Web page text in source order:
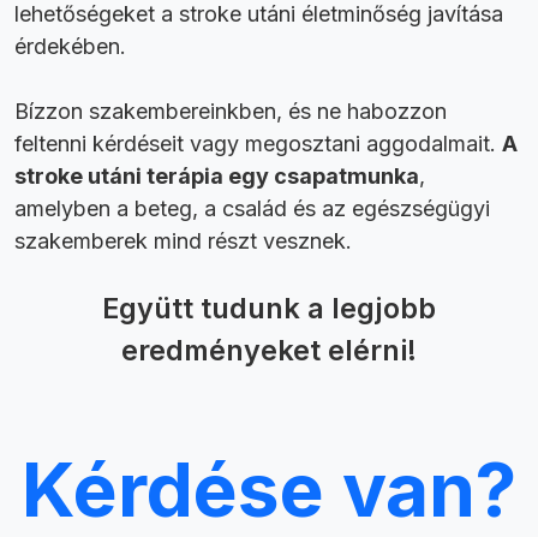
lehetőségeket a stroke utáni életminőség javítása
érdekében.
Bízzon szakembereinkben, és ne habozzon
feltenni kérdéseit vagy megosztani aggodalmait. A
stroke utáni terápia egy csapatmunka,
amelyben a beteg, a család és az egészségügyi
szakemberek mind részt vesznek.
Együtt tudunk a legjobb
eredményeket elérni!
Kérdése van?